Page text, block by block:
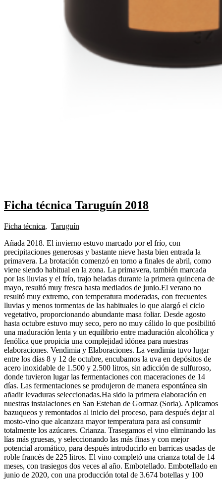
Ficha técnica Taruguín 2018
Ficha técnica, Taruguín
Añada 2018. El invierno estuvo marcado por el frío, con
precipitaciones generosas y bastante nieve hasta bien entrada la
primavera. La brotación comenzó en torno a finales de abril, como
viene siendo habitual en la zona. La primavera, también marcada
por las lluvias y el frío, trajo heladas durante la primera quincena de
mayo, resultó muy fresca hasta mediados de junio.El verano no
resultó muy extremo, con temperatura moderadas, con frecuentes
lluvias y menos tormentas de las habituales lo que alargó el ciclo
vegetativo, proporcionando abundante masa foliar. Desde agosto
hasta octubre estuvo muy seco, pero no muy cálido lo que posibilitó
una maduración lenta y un equilibrio entre maduración alcohólica y
fenólica que propicia una complejidad idónea para nuestras
elaboraciones. Vendimia y Elaboraciones. La vendimia tuvo lugar
entre los días 8 y 12 de octubre, encubamos la uva en depósitos de
acero inoxidable de 1.500 y 2.500 litros, sin adicción de sulfuroso,
donde tuvieron lugar las fermentaciones con maceraciones de 14
días. Las fermentaciones se produjeron de manera espontánea sin
añadir levaduras seleccionadas.Ha sido la primera elaboración en
nuestras instalaciones en San Esteban de Gormaz (Soria). Aplicamos
bazuqueos y remontados al inicio del proceso, para después dejar al
mosto-vino que alcanzara mayor temperatura para así consumir
totalmente los azúcares. Crianza. Trasegamos el vino eliminando las
lías más gruesas, y seleccionando las más finas y con mejor
potencial aromático, para después introducirlo en barricas usadas de
roble francés de 225 litros. El vino completó una crianza total de 14
meses, con trasiegos dos veces al año. Embotellado. Embotellado en
junio de 2020, con una producción total de 3.674 botellas y 100